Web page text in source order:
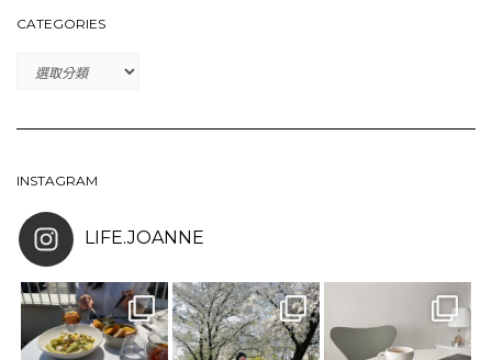
CATEGORIES
CATEGORIES
INSTAGRAM
LIFE.JOANNE